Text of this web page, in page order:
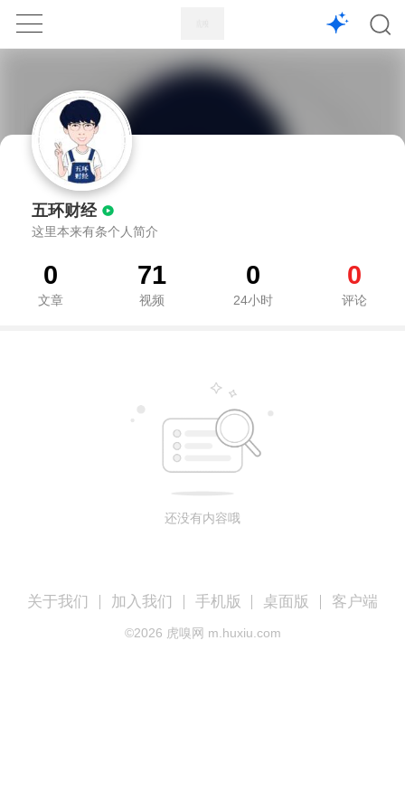
1X
五环财经
这里本来有条个人简介
0
文章
71
视频
0
24小时
0
评论
还没有内容哦
关于我们 加入我们 手机版 桌面版 客户端
©2026 虎嗅网 m.huxiu.com